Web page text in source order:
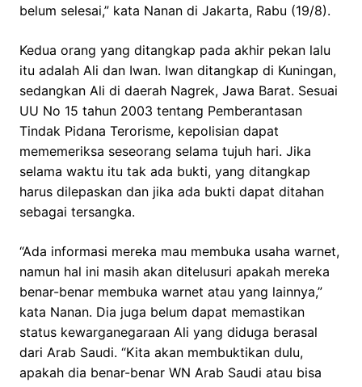
belum selesai,” kata Nanan di Jakarta, Rabu (19/8).
Kedua orang yang ditangkap pada akhir pekan lalu
itu adalah Ali dan Iwan. Iwan ditangkap di Kuningan,
sedangkan Ali di daerah Nagrek, Jawa Barat. Sesuai
UU No 15 tahun 2003 tentang Pemberantasan
Tindak Pidana Terorisme, kepolisian dapat
mememeriksa seseorang selama tujuh hari. Jika
selama waktu itu tak ada bukti, yang ditangkap
harus dilepaskan dan jika ada bukti dapat ditahan
sebagai tersangka.
“Ada informasi mereka mau membuka usaha warnet,
namun hal ini masih akan ditelusuri apakah mereka
benar-benar membuka warnet atau yang lainnya,”
kata Nanan. Dia juga belum dapat memastikan
status kewarganegaraan Ali yang diduga berasal
dari Arab Saudi. “Kita akan membuktikan dulu,
apakah dia benar-benar WN Arab Saudi atau bisa